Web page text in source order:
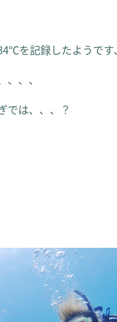
を記録したようです
、、
では、、、？